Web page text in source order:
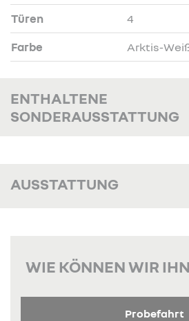
Türen 4
Farbe Arktis-
ENTHALTENE
SONDERAUSSTATTUNG
AUSSTATTUNG
WIE KÖNNEN WIR
Probefahrt